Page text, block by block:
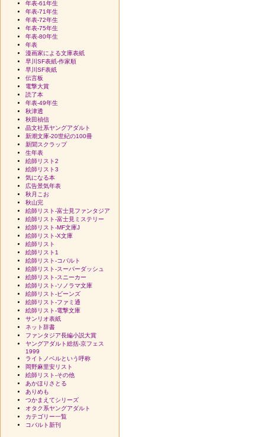
年表-61年生
年表-71年生
年表-72年生
年表-75年生
年表-80年生
年表
漫画家による文庫表紙
早川SF表紙-作家順
早川SF表紙
伝言板
電撃大賞
読了本
年表-49年生
秋津透
秋田禎信
晶文社系ヤングアダルト
新潮文庫-20世紀の100冊
新聞スクラップ
生年表
絵師リスト2
絵師リスト3
気になる本
広告景気年表
秋月こお
秋山完
絵師リスト-富士見ファンタジア
絵師リスト-富士見ミステリー
絵師リスト-MF文庫J
絵師リスト-X文庫
絵師リスト
絵師リスト1
絵師リスト-コバルト
絵師リスト-スーパーダッシュ
絵師リスト-スニーカー
絵師リスト-ソノラマ文庫
絵師リスト-ビーンズ
絵師リスト-ファミ通
絵師リスト-電撃文庫
サンリオ表紙
ネット辞書
ファンタジア長編小説大賞
ヤングアダルト総括-京フェス
1999
ライトノベルという呼称
岡野麻里安リスト
絵師リスト-その他
あかほりさとる
ありめも
つかまえてシリーズ
オタク系ヤングアダルト
カテゴリー一覧
コバルト新刊